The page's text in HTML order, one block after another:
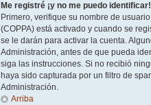
Me registré ¡y no me puedo identificar!
Primero, verifique su nombre de
(COPPA) está activado y cuando se
se le darán para activar la cuenta.
Administración, antes de que pueda
siga las instrucciones. Si no recibió
haya sido capturada por un filtro de
Administración.
Arriba